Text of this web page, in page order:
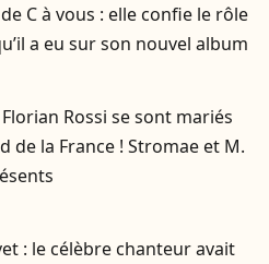
C à vous : elle confie le rôle
a eu sur son nouvel album
Rossi se sont mariés
de la France ! Stromae et M.
: le célèbre chanteur avait